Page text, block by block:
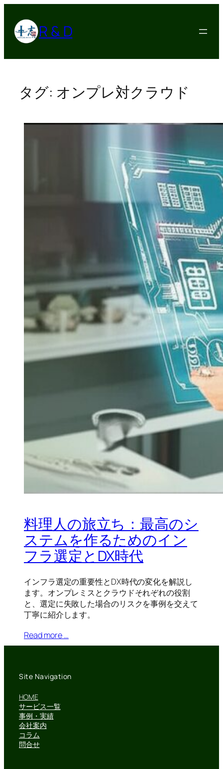
キ
R & D
タグ: オンプレ対クラウド
料理人の旅立ち：最高のシ
ステムを作るためのイン
フラ選定とDX時代
インフラ選定の重要性とDX時代の変化を解説し
ます。オンプレミスとクラウドそれぞれの役割
と、選定に失敗した場合のリスクを事例を交えて
丁寧に紹介します。
Read more …
Site Navigation
HOME
サービス一覧
事例・実績
会社案内
コラム
問合せ